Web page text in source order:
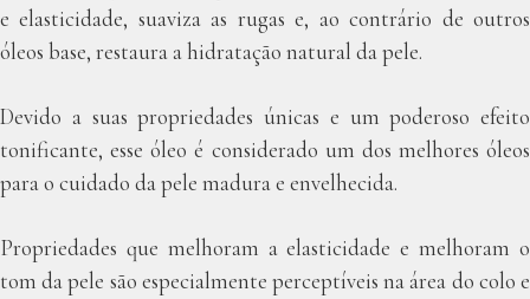
e elasticidade, suaviza as rugas e, ao contrário de outros
óleos base, restaura a hidratação natural da pele.
Devido a suas propriedades únicas e um poderoso efeito
tonificante, esse óleo é considerado um dos melhores óleos
para o cuidado da pele madura e envelhecida.
Propriedades que melhoram a elasticidade e melhoram o
tom da pele são especialmente perceptíveis na área do colo e